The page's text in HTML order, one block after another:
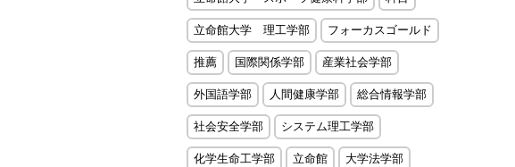
立命館大学 理工学部 フォーカスゴールド
推薦 国際関係学部 産業社会学部
外国語学部 人間健康学部 総合情報学部
社会安全学部 システム理工学部
化学生命工学部 立命館 大学法学部